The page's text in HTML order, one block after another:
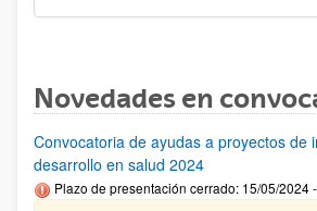
Novedades en
Convocatoria de ayudas a proyectos de
desarrollo en salud 2024
Plazo de presentación cerrado: 15/05/2024